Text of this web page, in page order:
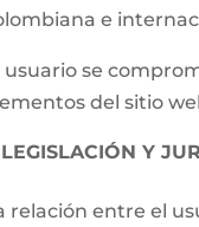
e
usuario se
del sitio
LEGISLACIÓN Y
relación entre el